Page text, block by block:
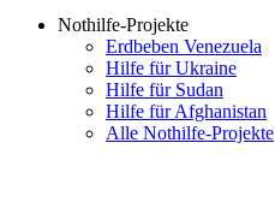
Nothilfe-Projekte
Erdbeben Venezuela
Hilfe für Ukraine
Hilfe für Sudan
Hilfe für Afghanistan
Alle Nothilfe-Projekte